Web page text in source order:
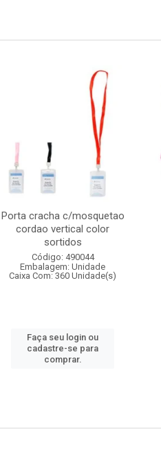
Porta cracha c/mosquetao
cordao vertical color
sortidos
Código: 490044
Embalagem: Unidade
Caixa Com: 360 Unidade(s)
Faça seu login ou
cadastre-se para
comprar.